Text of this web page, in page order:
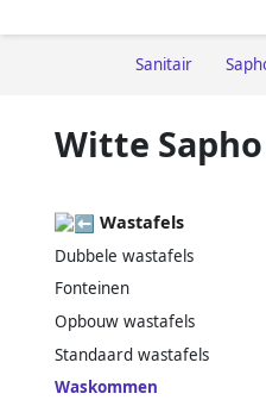
Sanitair
Witte
Wastafels
Dubbele wastafels
Fonteinen
Opbouw wastafels
Standaard wastafels
Waskommen